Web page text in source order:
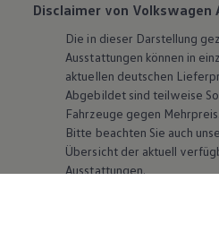
Disclaimer von Volkswagen
Die in dieser Darstellung
Ausstattungen können in
aktuellen deutschen
Abgebildet sind teilweise
Fahrzeuge gegen Mehrpreis.
Bitte beachten Sie auch
Übersicht der aktuell
Ausstattungen.